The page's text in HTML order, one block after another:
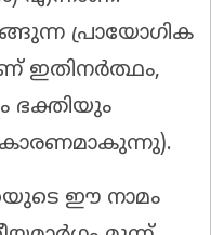
പ്രായോഗിക
ഇതിനർത്ഥം,
കാരണമാകുന്നു).
ഈ നാമം